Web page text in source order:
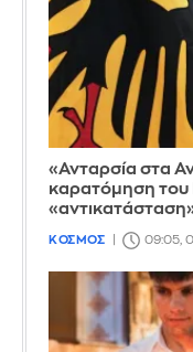
«Ανταρσία στα
καρατόμηση του
ΚΟΣΜΟΣ 09:05,